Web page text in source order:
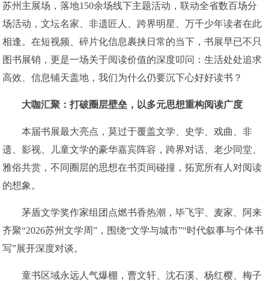
苏州主展场，落地150余场线下主题活动，联动全省数百场分
场活动，文坛名家、非遗匠人、跨界明星、万千少年读者在此
相逢。在短视频、碎片化信息裹挟日常的当下，书展早已不只
图书展销，更是一场关于阅读价值的深度叩问：生活处处追求
高效、信息铺天盖地，我们为什么仍要沉下心好好读书？
大咖汇聚：打破圈层壁垒，以多元思想重构阅读广度
本届书展最大亮点，莫过于覆盖文学、史学、戏曲、非
遗、影视、儿童文学的豪华嘉宾阵容，跨界对话、老少同堂、
雅俗共赏，不同圈层的思想在书页间碰撞，拓宽所有人对阅读
的想象。
茅盾文学奖作家组团点燃书香热潮，毕飞宇、麦家、阿来
齐聚“2026苏州文学周”，围绕“文学与城市”“时代叙事与个体书
写”展开深度对谈。
童书区域永远人气爆棚，曹文轩、沈石溪、杨红樱、梅子